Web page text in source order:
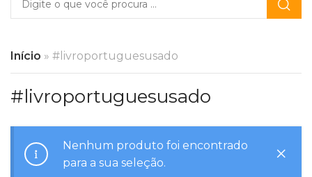
Início » #livroportuguesusado
#livroportuguesusado
Nenhum produto foi encontrado
para a sua seleção.